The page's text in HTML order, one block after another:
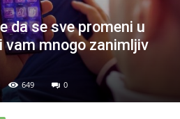
da se sve promeni u
vam mnogo zanimljiv
649 0